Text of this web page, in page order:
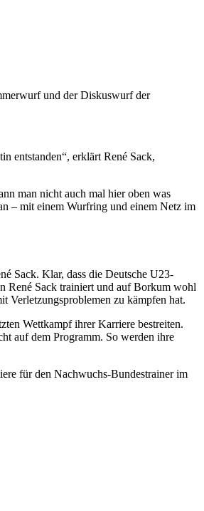
und der Diskuswurf der
entstanden“, erklärt René Sack,
man nicht auch mal hier oben was
– mit einem Wurfring und einem Netz im
Sack. Klar, dass die Deutsche U23-
René Sack trainiert und auf Borkum wohl
Verletzungsproblemen zu kämpfen hat.
Wettkampf ihrer Karriere bestreiten.
auf dem Programm. So werden ihre
für den Nachwuchs-Bundestrainer im